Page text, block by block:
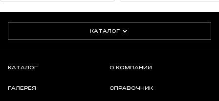
КАТАЛОГ
КАТАЛОГ О КОМПАНИИ
ГАЛЕРЕЯ СПРАВОЧНИК